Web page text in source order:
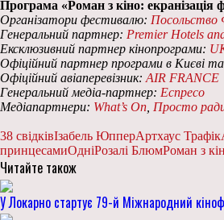
Програма «Роман з кіно: екранізація
Організатори фестивалю: Посольство
Генеральний партнер: Premier Hotels
Ексклюзивний партнер кінопрограми:
Офіційний партнер програми в Києві
Офіційний авіаперевізник: AIR FRANCE
Генеральний медіа-партнер: Еспресо
Медіапартнери: What’s On Просто
38 свідківІзабель ЮпперАртхаус Трафік
принцесамиОдніРозалі БлюмРоман з
Читайте також
У Локарно стартує 79-й Міжнародний